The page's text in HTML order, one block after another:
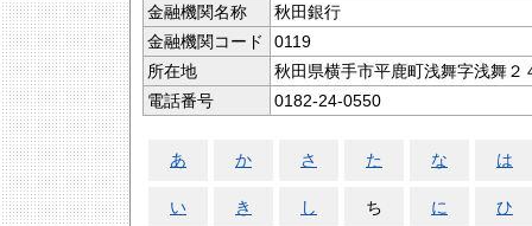
金融機関名称
秋田銀行
金融機関コード
0119
所在地
秋田県横手市平鹿町浅舞字浅舞２
電話番号
0182-24-0550
あ か さ た な は
い き し ち に ひ